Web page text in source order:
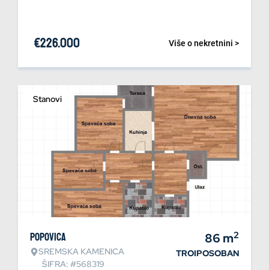
Više o nekretnini >
€226.000
Stanovi
Popovica
SREMSKA KAMENICA
ŠIFRA: #568319
86 m2
TROIPOSOBAN